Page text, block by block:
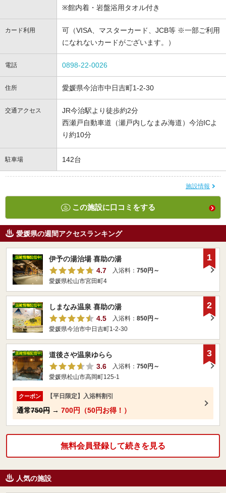
※館内着・岩盤浴用タオル付き
カード利用
可（VISA、マスターカード、JCB等 ※一部ご利用
になれないカードがございます。）
電話 0898-22-0026
住所 愛媛県今治市中日吉町1-2-30
交通アクセス
JR今治駅より徒歩約2分
西瀬戸自動車道（瀬戸内しなまみ海道）今治ICよ
り約10分
駐車場 142台
施設情報
この施設に口コミをする
愛媛県の週間アクセスランキング
伊予の湯治場 喜助の湯
4.7
入浴料： 750円～
愛媛県松山市宮田町4
1
しまなみ温泉 喜助の湯
4.5
入浴料： 850円～
愛媛県今治市中日吉町1-2-30
2
道後さや温泉ゆらら
3.6
入浴料： 750円～
愛媛県松山市高岡町125-1
クーポン 【平日限定】入浴料割引
通常750円 → 700円（50円お得！）
3
無料会員登録して続きを見る
人気の施設